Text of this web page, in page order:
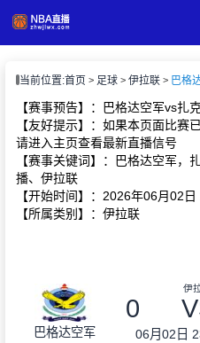
播
闻
当前位置:首页 足球 伊拉联
【赛事预告】：巴格达空军vs扎
【友好提示】：如果本页面比赛
请进入主页查看最新直播信号
【赛事关键词】：巴格达空军，
播、伊拉联
【开始时间】：2026年06月02
【所属类别】：伊拉联
巴格达空军
伊
0
06月02日